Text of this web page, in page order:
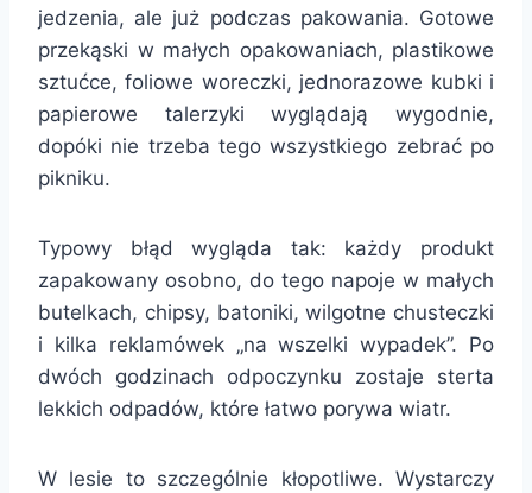
jedzenia, ale już podczas pakowania. Gotowe
przekąski w małych opakowaniach, plastikowe
sztućce, foliowe woreczki, jednorazowe kubki i
papierowe talerzyki wyglądają wygodnie,
dopóki nie trzeba tego wszystkiego zebrać po
pikniku.
Typowy błąd wygląda tak: każdy produkt
zapakowany osobno, do tego napoje w małych
butelkach, chipsy, batoniki, wilgotne chusteczki
i kilka reklamówek „na wszelki wypadek”. Po
dwóch godzinach odpoczynku zostaje sterta
lekkich odpadów, które łatwo porywa wiatr.
W lesie to szczególnie kłopotliwe. Wystarczy